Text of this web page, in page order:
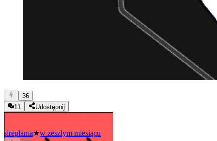
36
11
Udostępnij
sireplama★w zeszłym miesiącu